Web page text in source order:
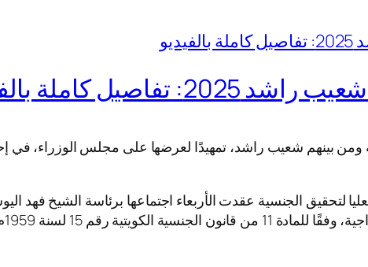
كاملة بالفيديو
سحب وفقد الجنسية من 1291 حالة ومن بينهم شعيب راشد، تمهيدًا لعرضها على
لتحقيق الجنسية عقدت الأربعاء اجتماعها برئاسة الشيخ فهد